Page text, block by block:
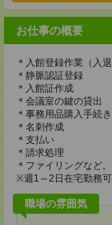
お仕事の概要
＊入館登録作業（入
＊静脈認証登録
＊入館証作成
＊会議室の鍵の貸出
＊事務用品購入手続
＊名刺作成
＊支払い
＊請求処理
＊ファイリングなど
※週1～2日在宅勤務可
職場の雰囲気